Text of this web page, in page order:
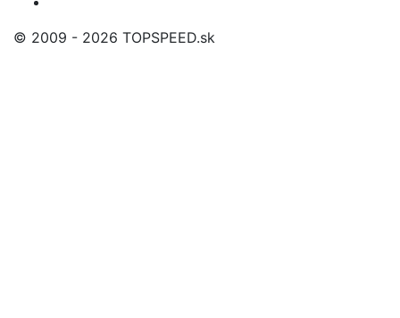
© 2009 - 2026 TOPSPEED.sk